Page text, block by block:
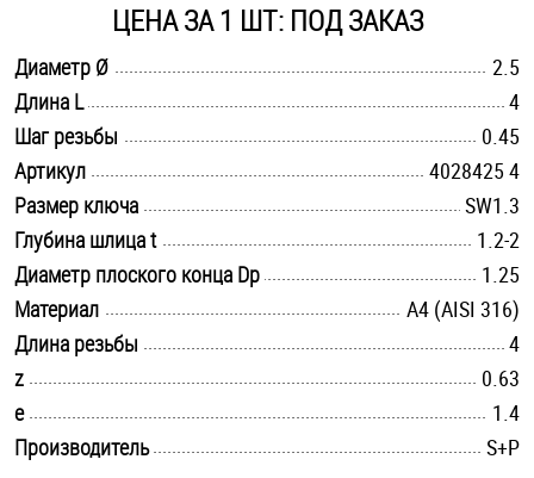
Такелаж
Хомуты
Шайбы
Шпильки
Шплинты
Штифты и пальцы
ЦЕНА ЗА 1 ШТ: ПОД ЗАКАЗ
Диаметр Ø
2.5
Длина L
4
Шаг резьбы
0.45
Артикул
4028425 4
Размер ключа
SW1.3
Глубина шлица t
1.2-2
Диаметр плоского конца Dp
1.25
Материал
A4 (AISI 316)
Длина резьбы
4
z
0.63
e
1.4
Производитель
S+P